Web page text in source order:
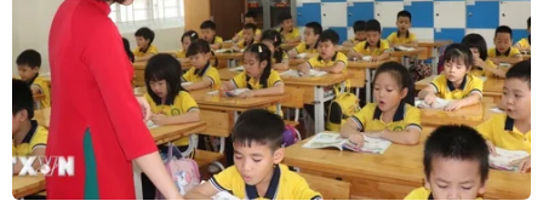
TIN LIÊN QUAN